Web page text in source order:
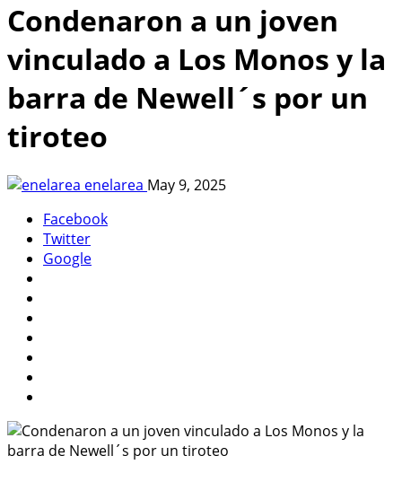
Condenaron a un joven
vinculado a Los Monos y la
barra de Newell´s por un
tiroteo
enelarea May 9, 2025
Facebook
Twitter
Google